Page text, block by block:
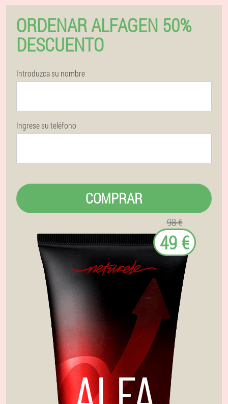
ORDENAR ALFAGEN 50%
DESCUENTO
Introduzca su nombre
Ingrese su teléfono
COMPRAR
98 €
49 €